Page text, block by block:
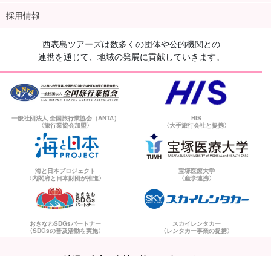
採用情報
西表島ツアーズは数多くの団体や公的機関との
連携を通じて、地域の発展に貢献していきます。
一般社団法人 全国旅行業協会（ANTA）
〈旅行業協会加盟〉
HIS
〈大手旅行会社と提携〉
海と日本プロジェクト
〈内閣府と日本財団が推進〉
宝塚医療大学
〈産学連携〉
おきなわSDGsパートナー
〈SDGsの普及活動を実施〉
スカイレンタカー
〈レンタカー事業の提携〉